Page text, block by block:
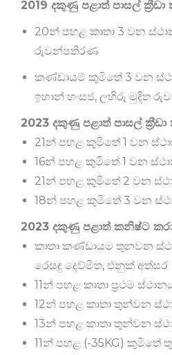
2019 දකුණු පළාත් පාසල් ක්‍රීඩා
20න් පහළ කාතා 3 වන
රුවන්පතිරණ
කණ්ඩායම් කුමිතේ 3 වන
ඉහාන් හංසජ, ලහිරු මුදිත
2023 දකුණු පළාත් පාසල් ක්‍රීඩා
21න් පහළ කුමිතේ 1 වන
16න් පහළ කුමිතේ 1 වන
21න් පහළ කුමිතේ 2 වන
18න් පහළ කුමිතේ 3 වන
2023 දකුණු පළාත් කනිෂ්ට
කාතා කණ්ඩායම තුනවන
රෙසඳු දෙව්මිත, එනුක් අත්සර
11න් පහළ කාතා ප්‍රථම
12න් පහළ කාතා තුන්වන
13න් පහළ කාතා තුන්වන
11න් පහළ (-35KG) කුමිතේ